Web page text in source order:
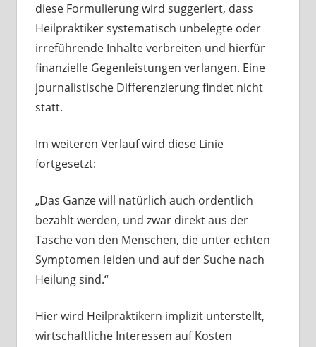
diese Formulierung wird suggeriert, dass
Heilpraktiker systematisch unbelegte oder
irreführende Inhalte verbreiten und hierfür
finanzielle Gegenleistungen verlangen. Eine
journalistische Differenzierung findet nicht
statt.
Im weiteren Verlauf wird diese Linie
fortgesetzt:
„Das Ganze will natürlich auch ordentlich
bezahlt werden, und zwar direkt aus der
Tasche von den Menschen, die unter echten
Symptomen leiden und auf der Suche nach
Heilung sind.“
Hier wird Heilpraktikern implizit unterstellt,
wirtschaftliche Interessen auf Kosten